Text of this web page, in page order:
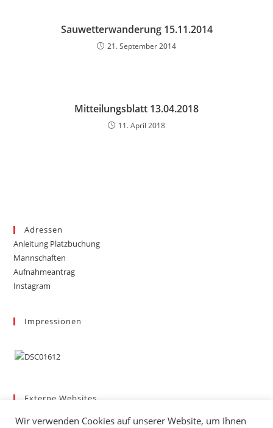
Sauwetterwanderung 15.11.2014
21. September 2014
Mitteilungsblatt 13.04.2018
11. April 2018
Adressen
Anleitung Platzbuchung
Mannschaften
Aufnahmeantrag
Instagram
Impressionen
Externe Websites
Wir verwenden Cookies auf unserer Website, um Ihnen